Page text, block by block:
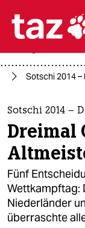
themen
politik
öko
gesellschaft
kultur
Sotschi 2014 –
Sotschi 2014 –
Dreimal
Fünf
Wettkampftag:
Niederländer
überraschte